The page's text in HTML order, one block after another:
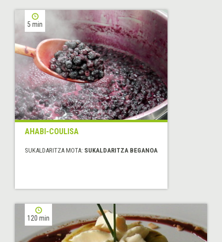
5 min
AHABI-COULISA
SUKALDARITZA MOTA: SUKALDARITZA BEGANOA
120 min